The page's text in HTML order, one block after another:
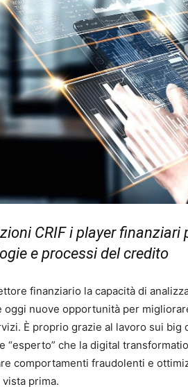
CRIF i player
e processi del credito
finanziario la capacità di
oggi nuove opportunità per
È proprio grazie al lavoro sui big
“esperto” che la digital
comportamenti fraudolenti e
prima.